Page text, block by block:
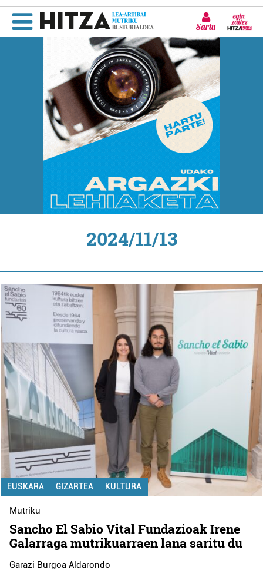
Sartu
2024/11/13
EUSKARA GIZARTEA KULTURA
Mutriku
Sancho El Sabio Vital Fundazioak Irene
Galarraga mutrikuarraen lana saritu du
Garazi Burgoa Aldarondo